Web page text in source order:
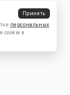
Принять
персональных
cookie в